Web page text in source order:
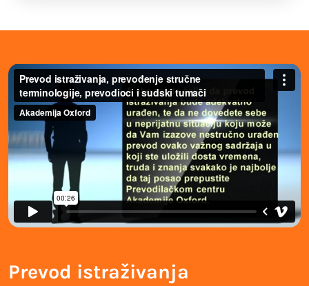
Prevod istraživanja